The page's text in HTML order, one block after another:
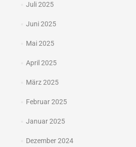
Juli 2025
Juni 2025
Mai 2025
April 2025
März 2025
Februar 2025
Januar 2025
Dezember 2024